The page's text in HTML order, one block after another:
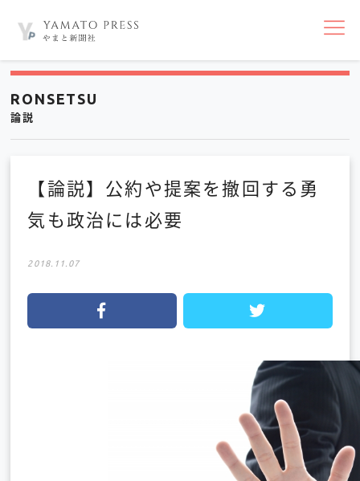
nav
RONSETSU
論説
【論説】公約や提案を撤回する勇
気も政治には必要
2018.11.07